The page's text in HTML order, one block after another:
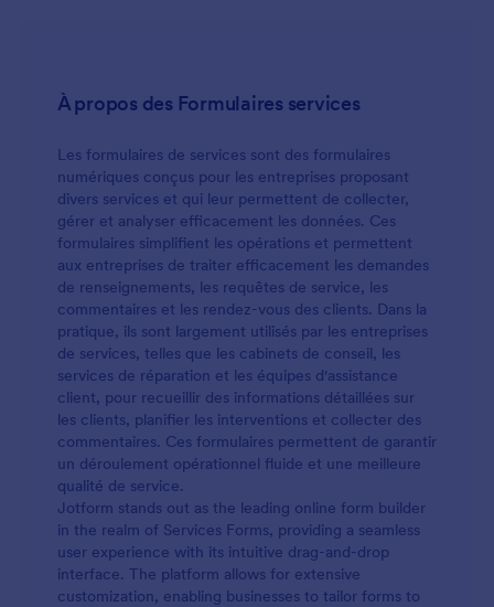
À propos des Formulaires services
Les formulaires de services sont des formulaires
numériques conçus pour les entreprises proposant
divers services et qui leur permettent de collecter,
gérer et analyser efficacement les données. Ces
formulaires simplifient les opérations et permettent
aux entreprises de traiter efficacement les demandes
de renseignements, les requêtes de service, les
commentaires et les rendez-vous des clients. Dans la
pratique, ils sont largement utilisés par les entreprises
de services, telles que les cabinets de conseil, les
services de réparation et les équipes d'assistance
client, pour recueillir des informations détaillées sur
les clients, planifier les interventions et collecter des
commentaires. Ces formulaires permettent de garantir
un déroulement opérationnel fluide et une meilleure
qualité de service.
Jotform stands out as the leading online form builder
in the realm of Services Forms, providing a seamless
user experience with its intuitive drag-and-drop
interface. The platform allows for extensive
customization, enabling businesses to tailor forms to